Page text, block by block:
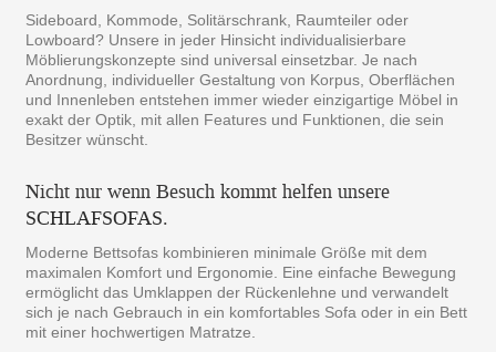
Sideboard, Kommode, Solitärschrank, Raumteiler oder
Lowboard? Unsere in jeder Hinsicht individualisierbare
Möblierungskonzepte sind universal einsetzbar. Je nach
Anordnung, individueller Gestaltung von Korpus, Oberflächen
und Innenleben entstehen immer wieder einzigartige Möbel in
exakt der Optik, mit allen Features und Funktionen, die sein
Besitzer wünscht.
Nicht nur wenn Besuch kommt helfen unsere
SCHLAFSOFAS.
Moderne Bettsofas kombinieren minimale Größe mit dem
maximalen Komfort und Ergonomie. Eine einfache Bewegung
ermöglicht das Umklappen der Rückenlehne und verwandelt
sich je nach Gebrauch in ein komfortables Sofa oder in ein Bett
mit einer hochwertigen Matratze.